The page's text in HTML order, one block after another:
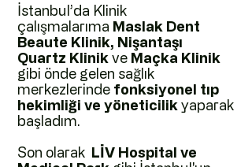
İstanbul’da Klinik
çalışmalarıma Maslak Dent
Beaute Klinik, Nişantaşı
Quartz Klinik ve Maçka Klinik
gibi önde gelen sağlık
merkezlerinde fonksiyonel tıp
hekimliği ve yöneticilik yaparak
başladım.
Son olarak LİV Hospital ve